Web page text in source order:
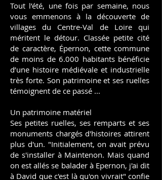
Tout l’été, une fois par semaine, nous
vous emmenons à la découverte de
villages du Centre-Val de Loire qui
méritent le détour. Classée petite cité
de caractère, Épernon, cette commune
de moins de 6.000 habitants bénéficie
d’une histoire médiévale et industrielle
très forte. Son patrimoine et ses ruelles
témoignent de ce passé ...
Un patrimoine matériel​
Ses petites ruelles, ses remparts et ses
monuments chargés d'histoires attirent
plus d'un. "Initialement, on avait prévu
de s'installer à Maintenon. Mais quand
on est allés se balader à Epernon, j'ai dit
à David que c'est là qu'on vivrait" confie